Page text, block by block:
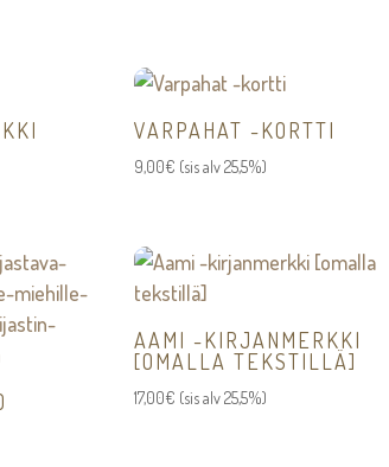
VARPAHAT -KORTTI
9,00€ (sis alv 25,5%)
AAMI -KIRJANMERKKI
[OMALLA TEKSTILLÄ]
17,00€ (sis alv 25,5%)